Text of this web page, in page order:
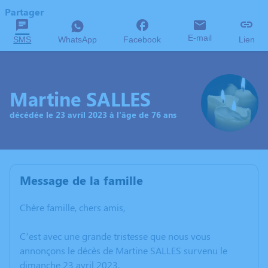
Partager
SMS WhatsApp Facebook E-mail Lien
Martine SALLES
décédée le 23 avril 2023 à l'âge de 76 ans
Message de la famille
Chère famille, chers amis,
C’est avec une grande tristesse que nous vous
annonçons le décès de Martine SALLES survenu le
dimanche 23 avril 2023.